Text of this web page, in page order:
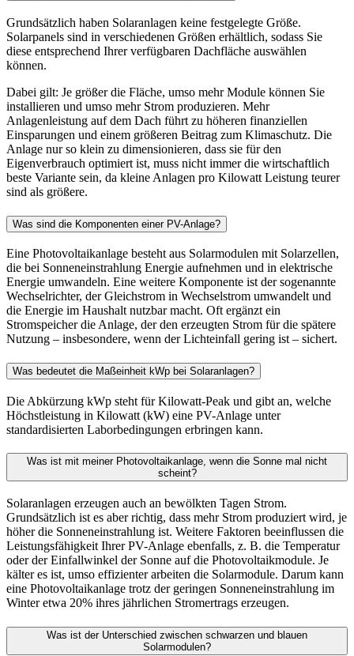
Grundsätzlich haben Solaranlagen keine festgelegte Größe.
Solarpanels sind in verschiedenen Größen erhältlich, sodass Sie
diese entsprechend Ihrer verfügbaren Dachfläche auswählen
können.
Dabei gilt: Je größer die Fläche, umso mehr Module können Sie
installieren und umso mehr Strom produzieren. Mehr
Anlagenleistung auf dem Dach führt zu höheren finanziellen
Einsparungen und einem größeren Beitrag zum Klimaschutz. Die
Anlage nur so klein zu dimensionieren, dass sie für den
Eigenverbrauch optimiert ist, muss nicht immer die wirtschaftlich
beste Variante sein, da kleine Anlagen pro Kilowatt Leistung teurer
sind als größere.
Was sind die Komponenten einer PV-Anlage?
Eine Photovoltaikanlage besteht aus Solarmodulen mit Solarzellen,
die bei Sonneneinstrahlung Energie aufnehmen und in elektrische
Energie umwandeln. Eine weitere Komponente ist der sogenannte
Wechselrichter, der Gleichstrom in Wechselstrom umwandelt und
die Energie im Haushalt nutzbar macht. Oft ergänzt ein
Stromspeicher die Anlage, der den erzeugten Strom für die spätere
Nutzung – insbesondere, wenn der Lichteinfall gering ist – sichert.
Was bedeutet die Maßeinheit kWp bei Solaranlagen?
Die Abkürzung kWp steht für Kilowatt-Peak und gibt an, welche
Höchstleistung in Kilowatt (kW) eine PV-Anlage unter
standardisierten Laborbedingungen erbringen kann.
Was ist mit meiner Photovoltaikanlage, wenn die Sonne mal nicht
scheint?
Solaranlagen erzeugen auch an bewölkten Tagen Strom.
Grundsätzlich ist es aber richtig, dass mehr Strom produziert wird, je
höher die Sonneneinstrahlung ist. Weitere Faktoren beeinflussen die
Leistungsfähigkeit Ihrer PV-Anlage ebenfalls, z. B. die Temperatur
oder der Einfallwinkel der Sonne auf die Photovoltaikmodule. Je
kälter es ist, umso effizienter arbeiten die Solarmodule. Darum kann
eine Photovoltaikanlage trotz der geringen Sonneneinstrahlung im
Winter etwa 20% ihres jährlichen Stromertrags erzeugen.
Was ist der Unterschied zwischen schwarzen und blauen
Solarmodulen?